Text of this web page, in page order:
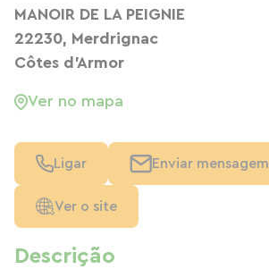
Descrição
MANOIR DE LA PEIGNIE
22230, Merdrignac
Côtes d'Armor
Ver no mapa
Ligar Enviar mensagem
Ver o site